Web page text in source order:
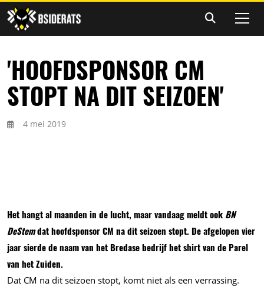
'HOOFDSPONSOR CM
STOPT NA DIT SEIZOEN'
4 mei 2019
Het hangt al maanden in de lucht, maar vandaag meldt ook BN
DeStemdat hoofdsponsor CM na dit seizoen stopt. De afgelopen vier
jaar sierde de naam van het Bredase bedrijf het shirt van de Parel
van het Zuiden.
Dat CM na dit seizoen stopt, komt niet als een verrassing.